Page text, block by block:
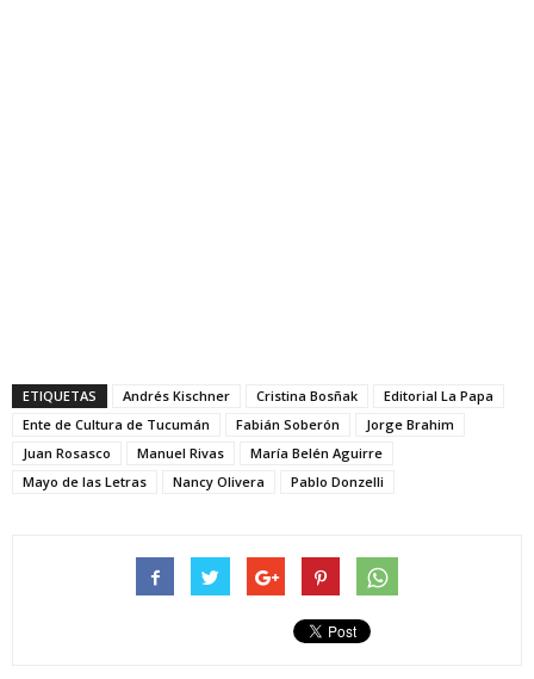
ETIQUETAS Andrés Kischner Cristina Bosñak
Editorial La Papa
Ente de Cultura de Tucumán
Fabián Soberón
Jorge Brahim
Juan Rosasco
Manuel Rivas
María Belén Aguirre
Mayo de las Letras
Nancy Olivera Pablo Donzelli